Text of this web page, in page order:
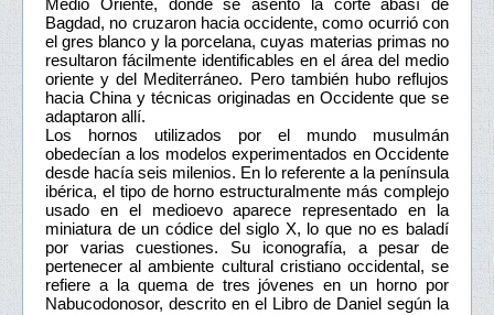
Medio Oriente, donde se asentó la corte abasí de
Bagdad, no cruzaron hacia occidente, como ocurrió con
el gres blanco y la porcelana, cuyas materias primas no
resultaron fácilmente identificables en el área del medio
oriente y del Mediterráneo. Pero también hubo reflujos
hacia China y técnicas originadas en Occidente que se
adaptaron allí.
Los hornos utilizados por el mundo musulmán
obedecían a los modelos experimentados en Occidente
desde hacía seis milenios. En lo referente a la península
ibérica, el tipo de horno estructuralmente más complejo
usado en el medioevo aparece representado en la
miniatura de un códice del siglo X, lo que no es baladí
por varias cuestiones. Su iconografía, a pesar de
pertenecer al ambiente cultural cristiano occidental, se
refiere a la quema de tres jóvenes en un horno por
Nabucodonosor, descrito en el Libro de Daniel según la